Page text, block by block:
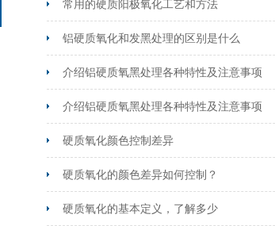
常用的硬质阳极氧化工艺和方法
铝硬质氧化和发黑处理的区别是什么
介绍铝硬质氧黑处理各种特性及注意事项
介绍铝硬质氧黑处理各种特性及注意事项
硬质氧化颜色控制差异
硬质氧化的颜色差异如何控制？
硬质氧化的基本定义，了解多少